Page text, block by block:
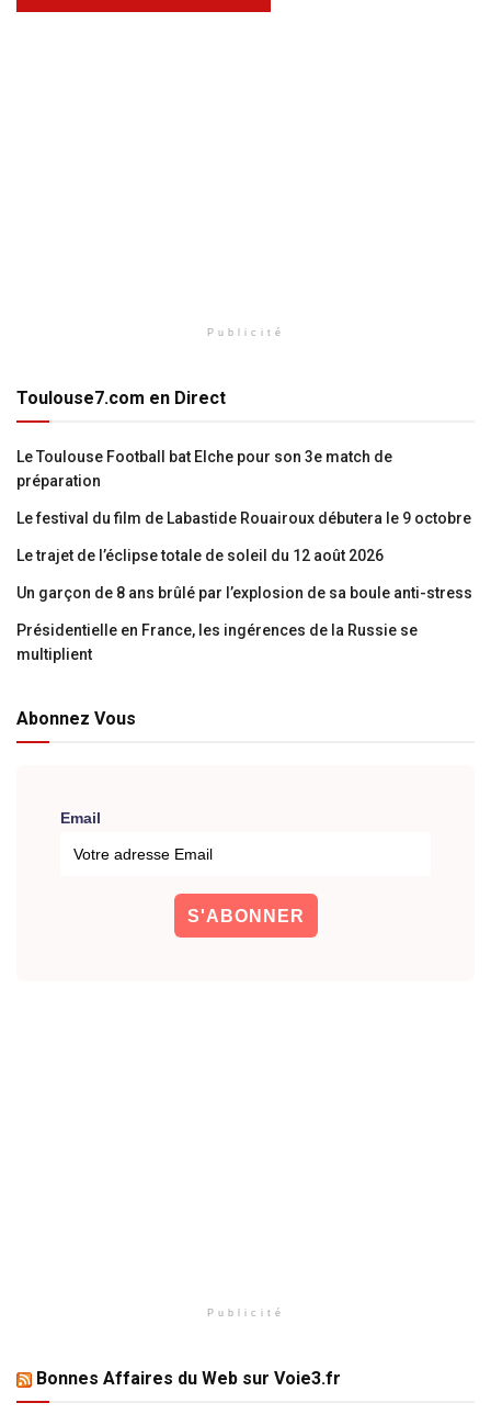
Publicité
Toulouse7.com en Direct
Le Toulouse Football bat Elche pour son 3e match de
préparation
Le festival du film de Labastide Rouairoux débutera le 9 octobre
Le trajet de l’éclipse totale de soleil du 12 août 2026
Un garçon de 8 ans brûlé par l’explosion de sa boule anti-stress
Présidentielle en France, les ingérences de la Russie se
multiplient
Abonnez Vous
Email
Publicité
Bonnes Affaires du Web sur Voie3.fr